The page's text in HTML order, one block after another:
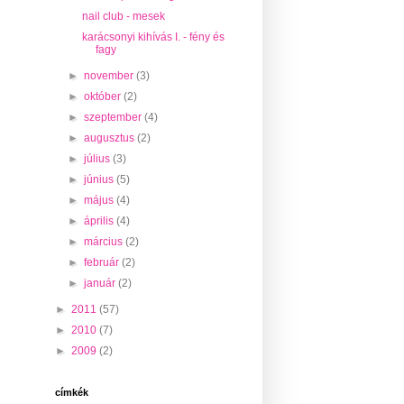
nail club - mesek
karácsonyi kihívás I. - fény és
fagy
►november(3)
►október(2)
►szeptember(4)
►augusztus(2)
►július(3)
►június(5)
►május(4)
►április(4)
►március(2)
►február(2)
►január(2)
► 2011 (57)
► 2010 (7)
► 2009 (2)
címkék